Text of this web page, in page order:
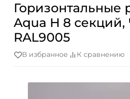
Горизонтальные
Aqua H 8
RAL9005
В избранное К сравнению